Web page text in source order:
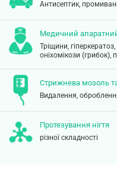
Антисептик,
Медичний
Тріщини,
оніхомікози (грибок),
Стрижнева мозоль
Видалення,
Протезування нігтя
різної складності